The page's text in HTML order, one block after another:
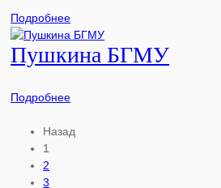
Подробнее
Пушкина БГМУ
Подробнее
Назад
1
2
3